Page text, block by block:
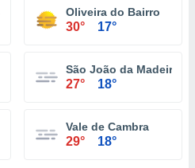
Oliveira do Bairro
30° 17°
São João da Madeira
27° 18°
Vale de Cambra
29° 18°